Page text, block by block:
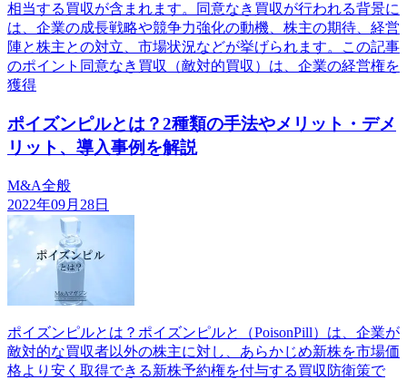
相当する買収が含まれます。同意なき買収が行われる背景に
は、企業の成長戦略や競争力強化の動機、株主の期待、経営
陣と株主との対立、市場状況などが挙げられます。この記事
のポイント同意なき買収（敵対的買収）は、企業の経営権を
獲得
ポイズンピルとは？2種類の手法やメリット・デメ
リット、導入事例を解説
M&A全般
2022年09月28日
ポイズンピルとは？ポイズンピルと（PoisonPill）は、企業が
敵対的な買収者以外の株主に対し、あらかじめ新株を市場価
格より安く取得できる新株予約権を付与する買収防衛策で